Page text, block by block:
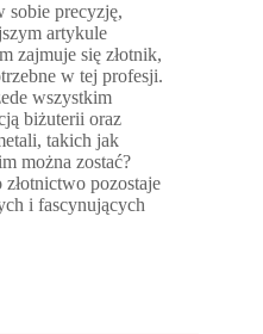
sobie precyzję,
artykule
zajmuje się złotnik,
w tej profesji.
wszystkim
biżuterii oraz
takich jak
można zostać?
pozostaje
i fascynujących